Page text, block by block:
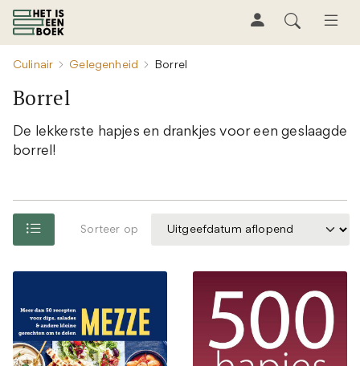
Culinair Gelegenheid Borrel
Borrel
De lekkerste hapjes en drankjes voor een geslaagde
borrel!
Sorteer op